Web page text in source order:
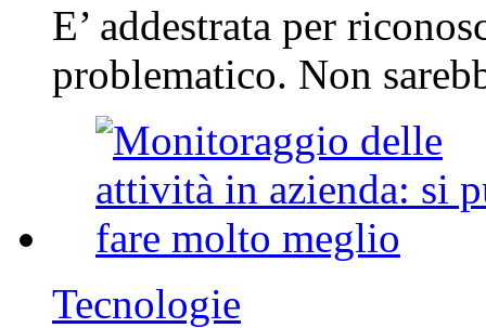
E’ addestrata per
problematico. Non
Tecnologie